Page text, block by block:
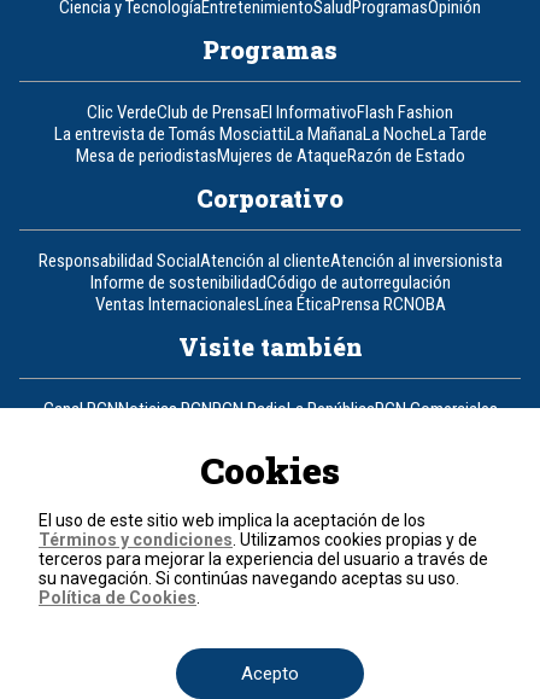
Ciencia y TecnologíaEntretenimientoSaludProgramasOpinión
Programas
Clic VerdeClub de PrensaEl InformativoFlash Fashion
La entrevista de Tomás MosciattiLa MañanaLa NocheLa Tarde
Mesa de periodistasMujeres de AtaqueRazón de Estado
Corporativo
Responsabilidad SocialAtención al clienteAtención al inversionista
Informe de sostenibilidadCódigo de autorregulación
Ventas InternacionalesLínea ÉticaPrensa RCNOBA
Visite también
Canal RCNNoticias RCNRCN RadioLa RepúblicaRCN Comerciales
Un producto de RCN Televisión
Contáctenos
Teléfono+57 (601) 426 92 92
Términos y condiciones
Cookies
El uso de este sitio web implica la aceptación de los
Términos y condiciones . Utilizamos cookies propias y de
terceros para mejorar la experiencia del usuario a través de
su navegación. Si continúas navegando aceptas su uso.
Política de Cookies
Acepto